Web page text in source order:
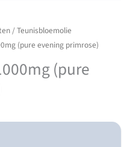
/Teunisbloemolie
(pure evening primrose)
(pure